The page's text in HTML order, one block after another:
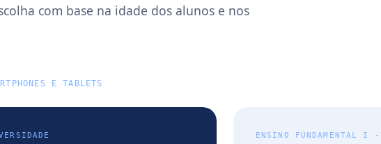
com base na idade dos alunos e nos
E TABLETS
ENSINO FUNDAMENTAL I